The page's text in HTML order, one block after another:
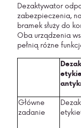
Dezaktywator
zabezpieczenia,
bramek służy do
Oba urządzenia
pełnią różne
Główne
zadanie